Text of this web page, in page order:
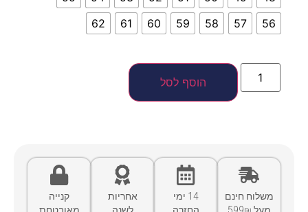
56
57
58
59
60
61
62
הוסף לסל
קנייה
אחריות
14 ימי
משלוח חינם